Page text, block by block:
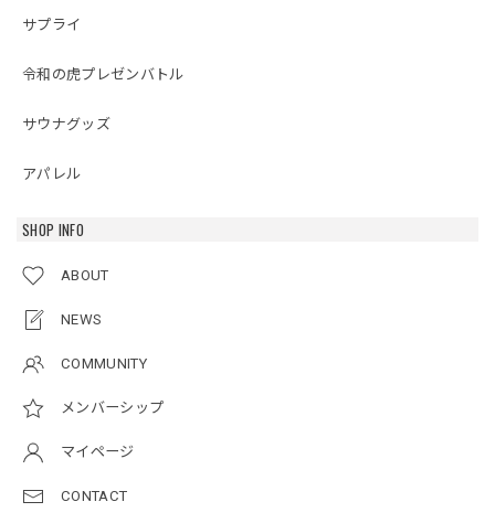
サプライ
令和の虎プレゼンバトル
サウナグッズ
アパレル
SHOP INFO
ABOUT
NEWS
COMMUNITY
メンバーシップ
マイページ
CONTACT